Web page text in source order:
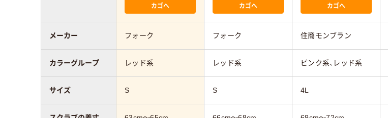
カゴへ カゴへ カゴへ
フォーク フォーク 住商モンブラン
レッド系 レッド系 ピンク系、レッド系
S S 4L
メーカー
カラーグループ
サイズ